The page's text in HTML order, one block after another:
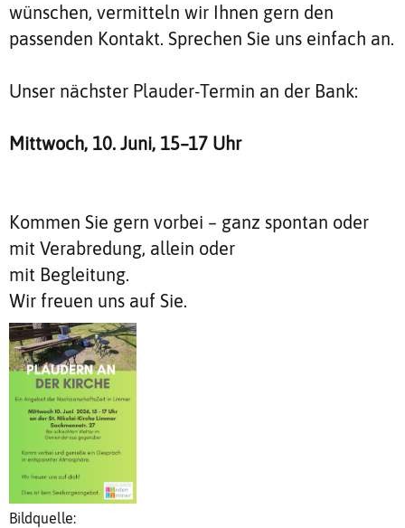
wünschen, vermitteln wir Ihnen gern den
passenden Kontakt. Sprechen Sie uns einfach an.
Unser nächster Plauder-Termin an der Bank:
Mittwoch, 10. Juni, 15–17 Uhr
Kommen Sie gern vorbei – ganz spontan oder
mit Verabredung, allein oder
mit Begleitung.
Wir freuen uns auf Sie.
Bildquelle: